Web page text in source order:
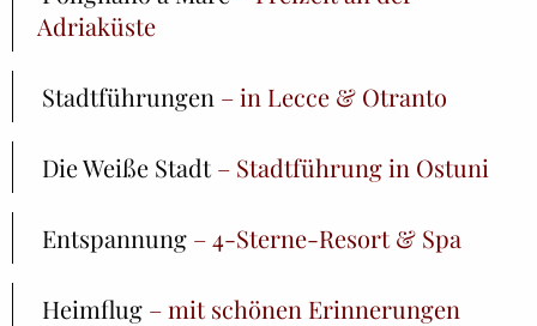
Adriaküste
Stadtführungen – in Lecce & Otranto
Die Weiße Stadt– Stadtführung in Ostuni
Entspannung – 4-Sterne-Resort & Spa
Heimflug – mit schönen Erinnerungen